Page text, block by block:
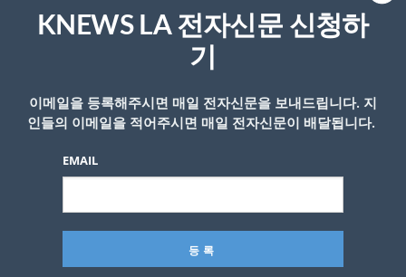
답글 남기기
KNEWS LA 전자신문 신청하
기
이메일을 등록해주시면 매일 전자신문을 보내드립니다. 지
인들의 이메일을 적어주시면 매일 전자신문이 배달됩니다.
EMAIL